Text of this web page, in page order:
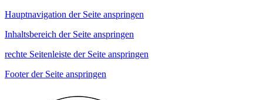
Hauptnavigation der Seite anspringen
Inhaltsbereich der Seite anspringen
rechte Seitenleiste der Seite anspringen
Footer der Seite anspringen